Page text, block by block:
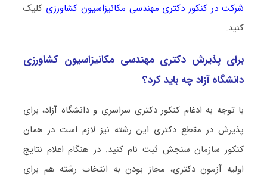
شرکت در کنکور دکتری مهندسی مکانیزاسیون کشاورزی کلیک
کنید.
برای پذیرش دکتری مهندسی مکانیزاسیون کشاورزی
دانشگاه آزاد چه باید کرد؟
با توجه به ادغام کنکور دکتری سراسری و دانشگاه آزاد، برای
پذیرش در مقطع دکتری این رشته نیز لازم است در همان
کنکور سازمان سنجش ثبت نام کنید. در هنگام اعلام نتایج
اولیه آزمون دکتری، مجاز بودن به انتخاب رشته هم برای